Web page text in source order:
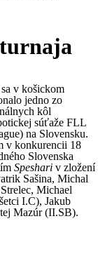
v košickom
jedno zo
kôl
súťaže FLL
na Slovensku.
v konkurencii 18
Slovenska
Speshari v zložení
Sašina, Michal
Michael
I.C), Jakub
Mazúr (II.SB).